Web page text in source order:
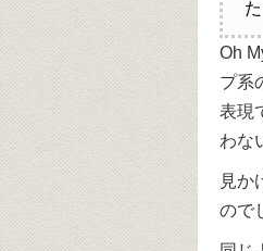
Oh
プ系
表現
わな
見か
ので